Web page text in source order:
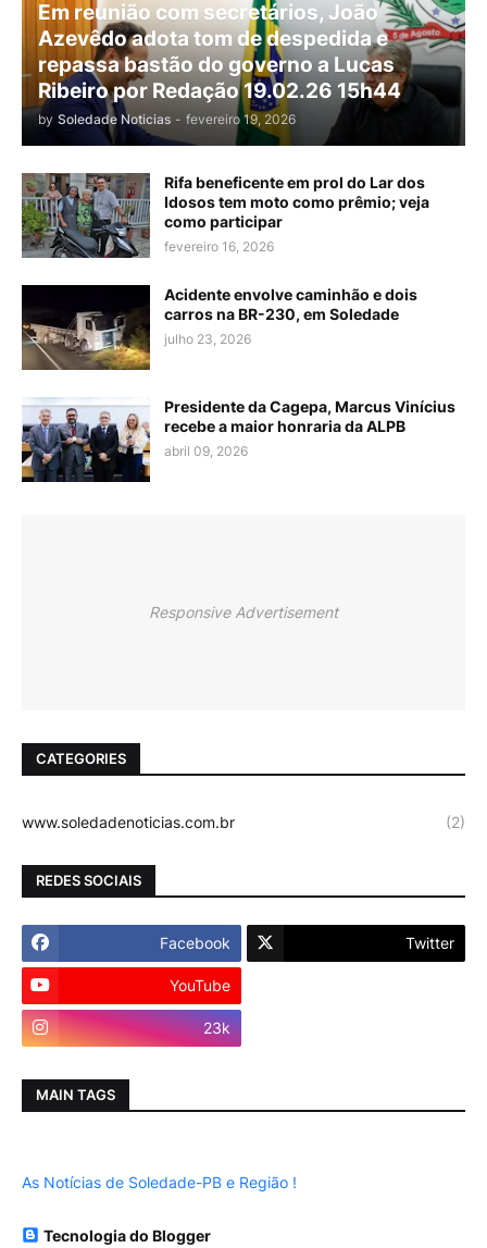
Em reunião com secretários, João
Azevêdo adota tom de despedida e
repassa bastão do governo a Lucas
Ribeiro por Redação 19.02.26 15h44
by Soledade Noticias - fevereiro 19, 2026
Rifa beneficente em prol do Lar dos
Idosos tem moto como prêmio; veja
como participar
fevereiro 16, 2026
Acidente envolve caminhão e dois
carros na BR-230, em Soledade
julho 23, 2026
Presidente da Cagepa, Marcus Vinícius
recebe a maior honraria da ALPB
abril 09, 2026
Responsive Advertisement
CATEGORIES
www.soledadenoticias.com.br (2)
REDES SOCIAIS
Facebook Twitter
YouTube
23k
MAIN TAGS
As Notícias de Soledade-PB e Região !
Tecnologia do Blogger